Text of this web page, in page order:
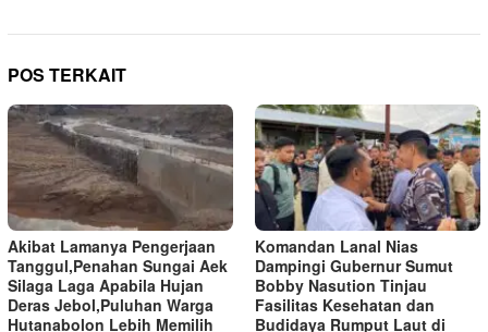
POS TERKAIT
Akibat Lamanya Pengerjaan
Tanggul,Penahan Sungai Aek
Silaga Laga Apabila Hujan
Deras Jebol,Puluhan Warga
Hutanabolon Lebih Memilih
Komandan Lanal Nias
Dampingi Gubernur Sumut
Bobby Nasution Tinjau
Fasilitas Kesehatan dan
Budidaya Rumput Laut di